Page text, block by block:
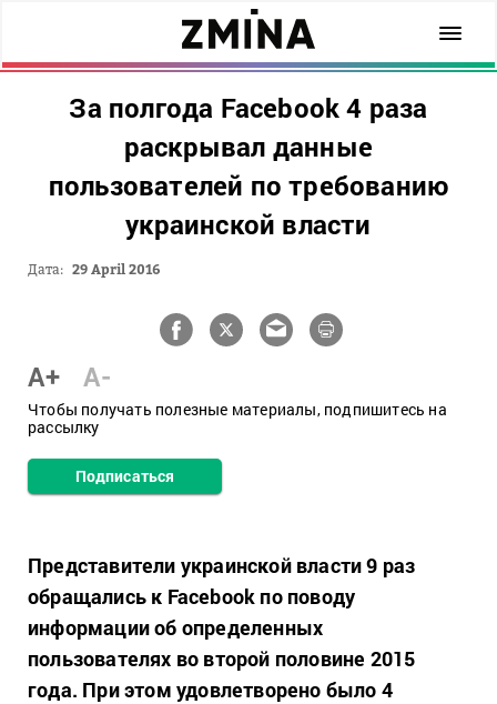
За полгода Facebook 4 раза
раскрывал данные
пользователей по требованию
украинской власти
Дата: 29 April 2016
A+ A-
Чтобы получать полезные материалы, подпишитесь на
рассылку
Подписаться
Представители украинской власти 9 раз
обращались к Facebook по поводу
информации об определенных
пользователях во второй половине 2015
года. При этом удовлетворено было 4